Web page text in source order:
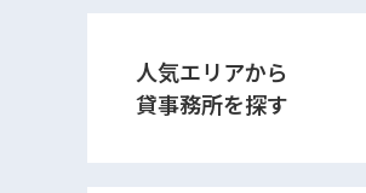
人気エリアから
貸事務所を探す